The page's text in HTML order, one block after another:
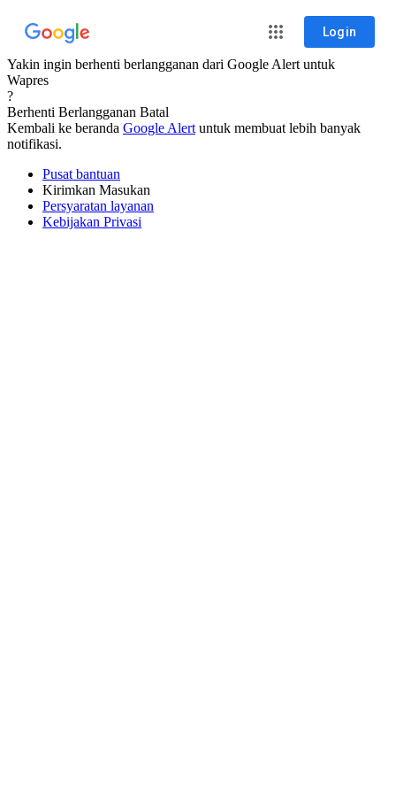
Login
Yakin ingin berhenti berlangganan dari Google Alert untuk
Wapres
?
Berhenti Berlangganan Batal
Kembali ke beranda Google Alert untuk membuat lebih banyak
notifikasi.
Pusat bantuan
Kirimkan Masukan
Persyaratan layanan
Kebijakan Privasi